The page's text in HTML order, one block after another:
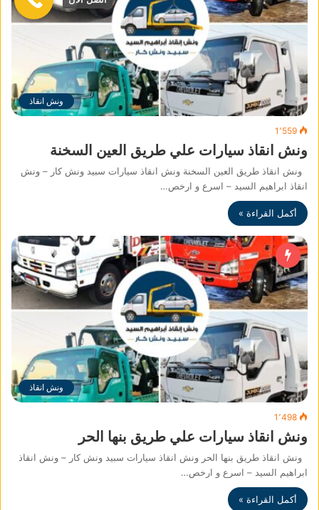
ونش انقاذ
1٬559
ونش انقاذ سيارات علي طريق العين السخنة
ونش انقاذ طريق العين السخنة ونش انقاذ سيارات سبيد ونش كار – ونش
انقاذ ابراهيم السيد – اسرع و ارخص…
أكمل القراءة »
ونش انقاذ
1٬498
ونش انقاذ سيارات علي طريق بنها الحر
ونش انقاذ طريق بنها الحر ونش انقاذ سيارات سبيد ونش كار – ونش انقاذ
ابراهيم السيد – اسرع و ارخص…
أكمل القراءة »